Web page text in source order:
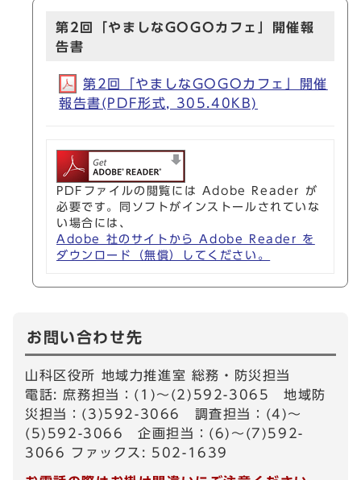
第2回「やましなGOGOカフェ」開催報
告書
第2回「やましなGOGOカフェ」開催
報告書(PDF形式, 305.40KB)
PDFファイルの閲覧には Adobe Reader が
必要です。同ソフトがインストールされていな
い場合には、
Adobe 社のサイトから Adobe Reader を
ダウンロード（無償）してください。
お問い合わせ先
山科区役所 地域力推進室 総務・防災担当
電話: 庶務担当：(1)～(2)592-3065 地域防
災担当：(3)592-3066 調査担当：(4)～
(5)592-3066 企画担当：(6)～(7)592-
3066 ファックス: 502-1639